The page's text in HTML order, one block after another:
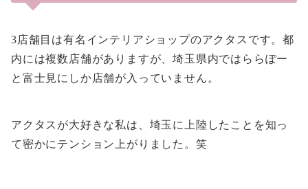
3店舗目は有名インテリアショップのアクタスです。都
内には複数店舗がありますが、埼玉県内ではららぽー
と富士見にしか店舗が入っていません。
アクタスが大好きな私は、埼玉に上陸したことを知っ
て密かにテンション上がりました。笑